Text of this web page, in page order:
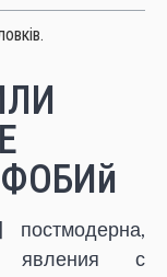
постмодерна,
явления с